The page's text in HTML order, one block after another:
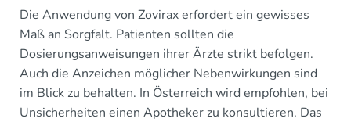
Die Anwendung von Zovirax erfordert ein gewisses
Maß an Sorgfalt. Patienten sollten die
Dosierungsanweisungen ihrer Ärzte strikt befolgen.
Auch die Anzeichen möglicher Nebenwirkungen sind
im Blick zu behalten. In Österreich wird empfohlen, bei
Unsicherheiten einen Apotheker zu konsultieren. Das